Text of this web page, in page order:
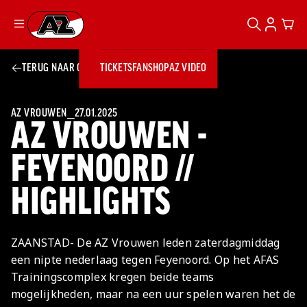
Ga naar onze homepage
TICKETSFANSHOPAZ VIDEO
TICKETS
TICKETS
AZ 1
AZ
VROUWEN
JONG AZ
FANSHOP
AZ VIDEO
BUSINESS
BUSINESS
AZ Business
Wat is AZ
AZ Business
Events
Losse tickets
Kees Kist
Georg Kessler
Lounge
Skybox
Exposure
Partnership
Bestel je
seizoenkaart
NieuwsNIEUWS
Teams
TEAMS
Club & Fans
CLUB & FANS
JEUGDOPLEIDING
ZOEKEN
TERUG NAAR OVERZICHT
AZ VROUWEN -
FEYENOORD //
HIGHLIGHTS
AZ VROUWEN 27.01.2025
ZAANSTAD- De AZ Vrouwen leden zaterdagmiddag
een nipte nederlaag tegen Feyenoord. Op het AFAS
Trainingscomplex kregen beide teams
mogelijkheden, maar na een uur spelen waren het de